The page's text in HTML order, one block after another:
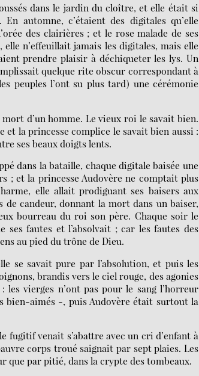
dans le jardin du cloître, et elle était si
automne, c’étaient des digitales qu’elle
des clairières ; et le rose malade de ses
n’effeuillait jamais les digitales, mais elle
prendre plaisir à déchiqueter les lys. Un
quelque rite obscur correspondant à
peuples l’ont su plus tard) une cérémonie
d’un homme. Le vieux roi le savait bien.
la princesse complice le savait bien aussi :
ses beaux doigts lents.
dans la bataille, chaque digitale baisée une
; et la princesse Audovère ne comptait plus
elle allait prodiguant ses baisers aux
de candeur, donnant la mort dans un baiser,
bourreau du roi son père. Chaque soir le
ses fautes et l’absolvait ; car les fautes des
au pied du trône de Dieu.
se savait pure par l’absolution, et puis les
brandis vers le ciel rouge, des agonies
vierges n’ont pas pour le sang l’horreur
bien-aimés -, puis Audovère était surtout la
venait s’abattre avec un cri d’enfant à
corps troué saignait par sept plaies. Les
que par pitié, dans la crypte des tombeaux.